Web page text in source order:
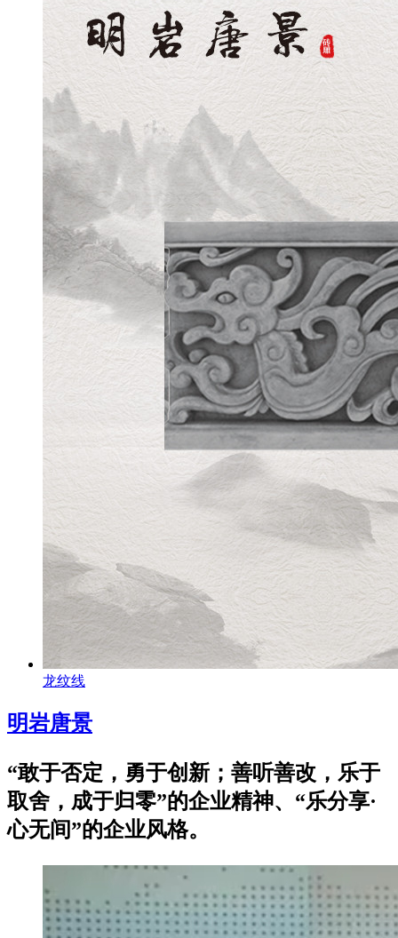
龙纹线
明岩唐景
“敢于否定，勇于创新；善听善改，乐于
取舍，成于归零”的企业精神、“乐分享·
心无间”的企业风格。